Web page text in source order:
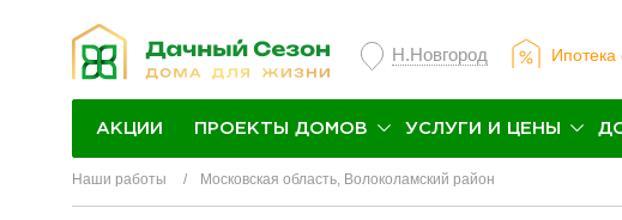
Н.Новгород Ипотека
АКЦИИ ПРОЕКТЫ ДОМОВ УСЛУГИ И ЦЕНЫ
Наши работы Московская область, Волоколамский район